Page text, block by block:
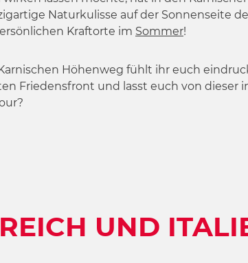
Naturkulisse auf der Sonnenseite
Kraftorte im Sommer!
Höhenweg fühlt ihr euch
Friedensfront und lasst euch von dieser
UND